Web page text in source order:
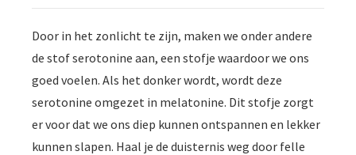
Door in het zonlicht te zijn, maken we onder andere
de stof serotonine aan, een stofje waardoor we ons
goed voelen. Als het donker wordt, wordt deze
serotonine omgezet in melatonine. Dit stofje zorgt
er voor dat we ons diep kunnen ontspannen en lekker
kunnen slapen. Haal je de duisternis weg door felle